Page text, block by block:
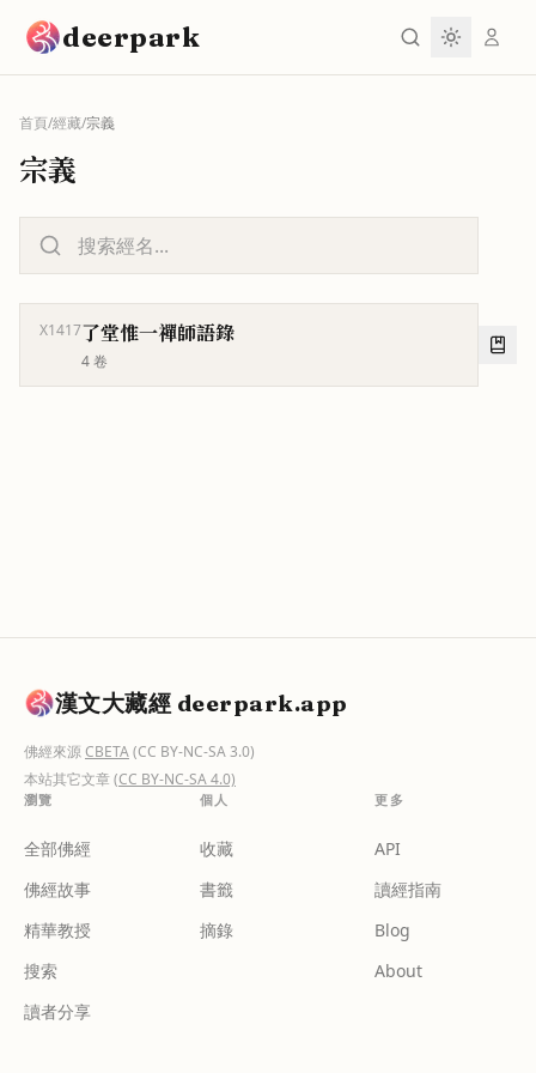
deerpark
首頁/經藏/宗義
宗義
X1417了堂惟一禪師語錄
4卷
漢文大藏經 deerpark.app
佛經來源CBETA(CC BY-NC-SA 3.0)
本站其它文章(CC BY-NC-SA 4.0)
瀏覽
全部佛經
佛經故事
精華教授
搜索
讀者分享
個人
收藏
書籤
摘錄
更多
API
讀經指南
Blog
About